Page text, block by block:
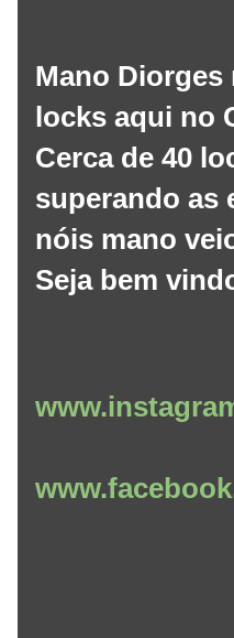
Mano Diorges
locks aqui no
Cerca de 40
superando as
nóis mano
Seja bem